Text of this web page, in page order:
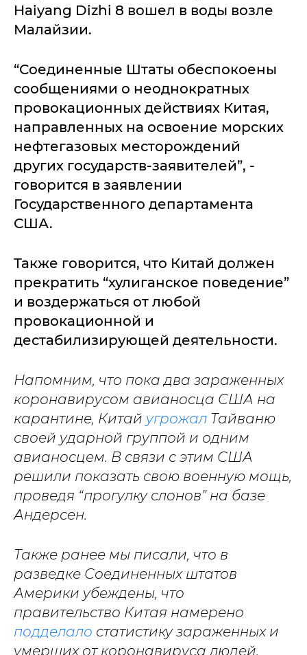
Haiyang Dizhi 8 вошел в воды возле
Малайзии.
“Соединенные Штаты обеспокоены
сообщениями о неоднократных
провокационных действиях Китая,
направленных на освоение морских
нефтегазовых месторождений
других государств-заявителей”, -
говорится в заявлении
Государственного департамента
США.
Также говорится, что Китай должен
прекратить “хулиганское поведение”
и воздержаться от любой
провокационной и
дестабилизирующей деятельности.
Напомним, что пока два зараженных
коронавирусом авианосца США на
карантине, Китай угрожал Тайваню
своей ударной группой и одним
авианосцем. В связи с этим США
решили показать свою военную мощь,
проведя “прогулку слонов” на базе
Андерсен.
Также ранее мы писали, что в
разведке Соединенных штатов
Америки убеждены, что
правительство Китая намерено
подделало статистику зараженных и
умерших от коронавируса людей.